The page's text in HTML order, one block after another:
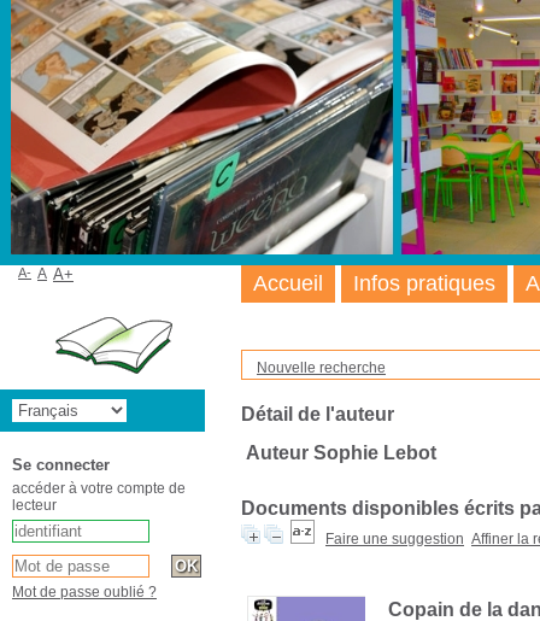
Nouvelle recherche
Détail de l'auteur
Auteur Sophie Lebot
Documents disponibles écrits
Faire une suggestion Affiner la
Copain de la
Accueil Infos pratiques
A- A A+
Se connecter
accéder à votre compte de
lecteur
Mot de passe oublié ?